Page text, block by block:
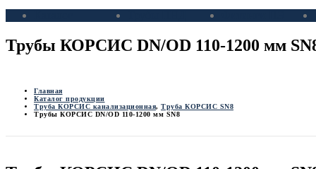
Трубы КОРСИС DN/OD 110-1200 мм
Главная
Каталог продукции
Труба КОРСИС канализационная, Труба КОРСИС SN8
Трубы КОРСИС DN/OD 110-1200 мм SN8